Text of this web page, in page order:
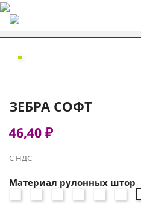
ЗЕБРА СОФТ
46,40 ₽
С НДС
Материал рулонных штор